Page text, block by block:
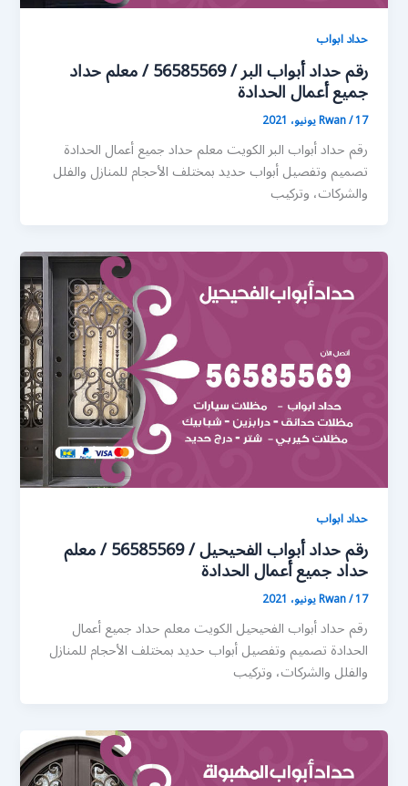
حداد ابواب
رقم حداد أبواب البر / 56585569 / معلم حداد
جميع أعمال الحدادة
Rwan/17 يونيو، 2021
رقم حداد أبواب البر الكويت معلم حداد جميع أعمال الحدادة
تصميم وتفصيل أبواب حديد بمختلف الأحجام للمنازل والفلل
والشركات، وتركيب
حداد ابواب
رقم حداد أبواب الفحيحيل / 56585569 / معلم
حداد جميع أعمال الحدادة
Rwan/17 يونيو، 2021
رقم حداد أبواب الفحيحيل الكويت معلم حداد جميع أعمال
الحدادة تصميم وتفصيل أبواب حديد بمختلف الأحجام للمنازل
والفلل والشركات، وتركيب